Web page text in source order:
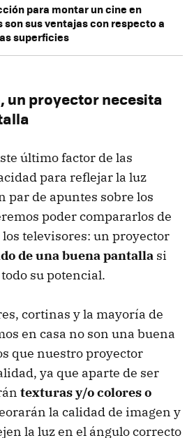
para montar un cine en
son sus ventajas con respecto a
superficies
un proyector necesita
último factor de las
para reflejar la luz
par de apuntes sobre los
poder compararlos de
televisores: un proyector
de una buena pantalla si
su potencial.
cortinas y la mayoría de
en casa no son una buena
que nuestro proyector
ya que aparte de ser
texturas y/o colores o
la calidad de imagen y
la luz en el ángulo correcto